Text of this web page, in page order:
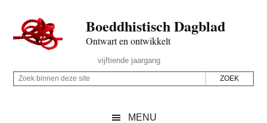
naar
de
inhoud
secondary
naar
de
sidebar
naar
de
Boeddhistisch Dagblad
Ontwart en ontwikkelt
Rechts
vijftiende jaargang
Z
Z
MENU